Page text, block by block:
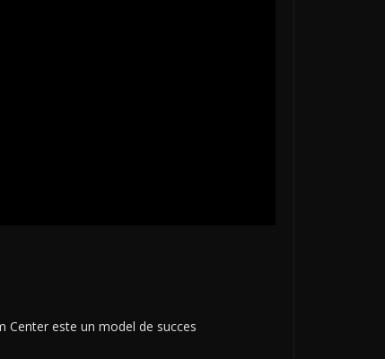
Center este un model de succes